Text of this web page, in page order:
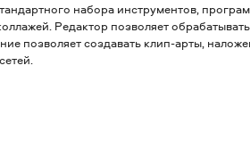
набора инструментов,
Редактор позволяет
позволяет создавать клип-арты,